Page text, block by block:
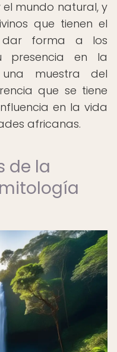
el mundo natural, y
que tienen el
forma a los
presencia en la
muestra del
que se tiene
en la vida
africanas.
de la